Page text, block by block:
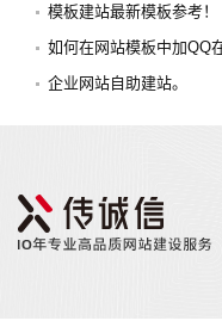
模板建站最新模板参考！
如何在网站模板中加QQ
企业网站自助建站。